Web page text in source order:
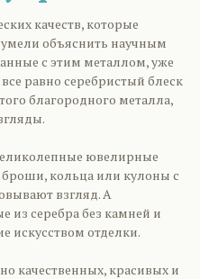
качеств, которые
объяснить научным
с этим металлом, уже
равно серебристый блеск
благородного металла,
ювелирные
броши, кольца или кулоны с
взгляд. А
из серебра без камней и
искусством отделки.
качественных, красивых и